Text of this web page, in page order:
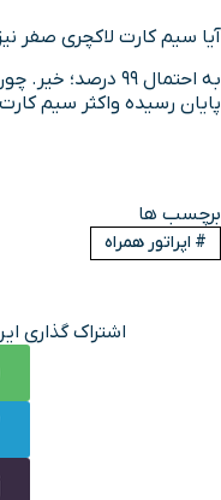
آیا سیم کارت لاکچری صفر
پایان رسیده واکثر سیم
برچسب ها
# اپراتور همراه
اشتراک گذاری